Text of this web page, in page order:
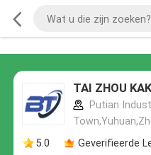
TAI ZHOU
Putian
5.0
Geverifieerde